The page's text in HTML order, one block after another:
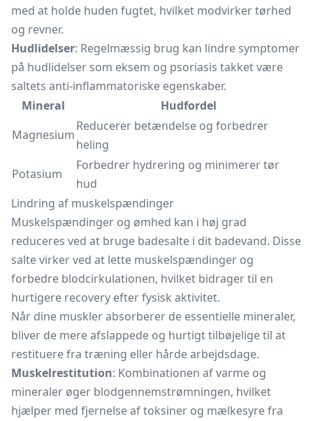
med at holde huden fugtet, hvilket modvirker tørhed
og revner.
Hudlidelser: Regelmæssig brug kan lindre symptomer
på hudlidelser som eksem og psoriasis takket være
saltets anti-inflammatoriske egenskaber.
Mineral
Hudfordel
Magnesium
Reducerer betændelse og forbedrer
heling
Potasium
Forbedrer hydrering og minimerer tør
hud
Lindring af muskelspændinger
Muskelspændinger og ømhed kan i høj grad
reduceres ved at bruge badesalte i dit badevand. Disse
salte virker ved at lette muskelspændinger og
forbedre blodcirkulationen, hvilket bidrager til en
hurtigere recovery efter fysisk aktivitet.
Når dine muskler absorberer de essentielle mineraler,
bliver de mere afslappede og hurtigt tilbøjelige til at
restituere fra træning eller hårde arbejdsdage.
Muskelrestitution: Kombinationen af varme og
mineraler øger blodgennemstrømningen, hvilket
hjælper med fjernelse af toksiner og mælkesyre fra